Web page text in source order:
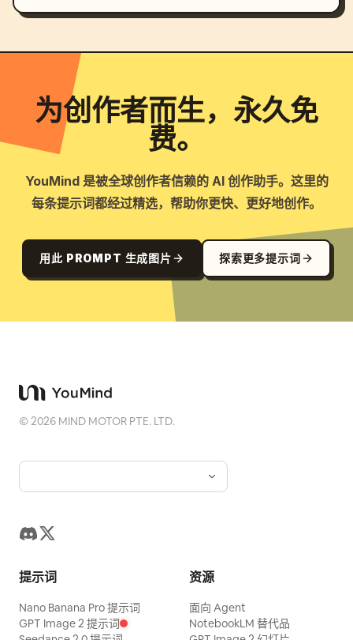
为创作者而生，永久免
费。
YouMind 是被全球创作者信赖的 AI 创作助手。这里的
每条提示词都经过精选，帮助你更快、更好地创作。
用此 PROMPT 生成图片 探索更多提示词
©2026 MIND MOTOR PTE. LTD.
提示词
Nano Banana Pro 提示词
GPT Image 2 提示词
资源
面向 Agent
NotebookLM 替代品